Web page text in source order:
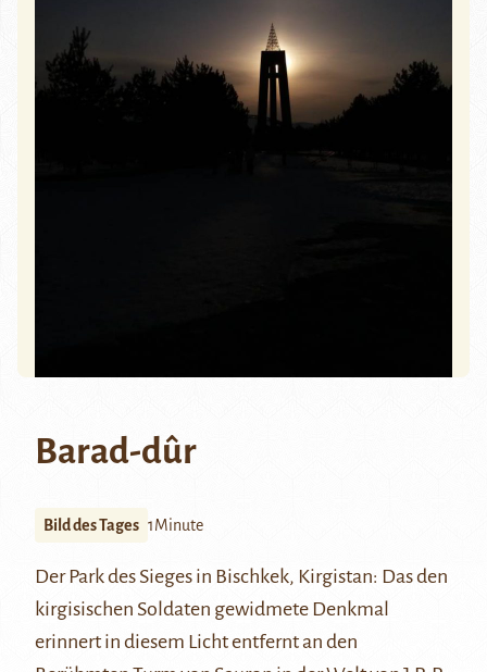
Barad-dûr
Bild des Tages 1Minute
Der Park des Sieges in Bischkek, Kirgistan: Das den
kirgisischen Soldaten gewidmete Denkmal
erinnert in diesem Licht entfernt an den